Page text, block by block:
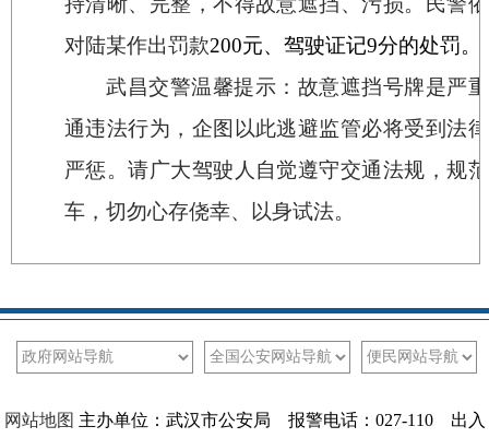
对陆某作出罚款200元、驾驶证记9分的处罚。
武昌交警温馨提示：故意遮挡号牌是严
通违法行为，企图以此逃避监管必将受到法
严惩。请广大驾驶人自觉遵守交通法规，规
车，切勿心存侥幸、以身试法。
网站地图 主办单位：武汉市公安局 报警电话：027-110 出入